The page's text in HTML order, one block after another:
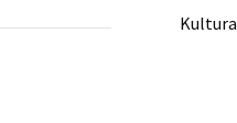
Kultura